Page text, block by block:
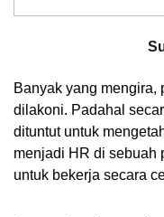
Banyak yang mengira,
dilakoni. Padahal
dituntut untuk
menjadi HR di sebuah
untuk bekerja secara